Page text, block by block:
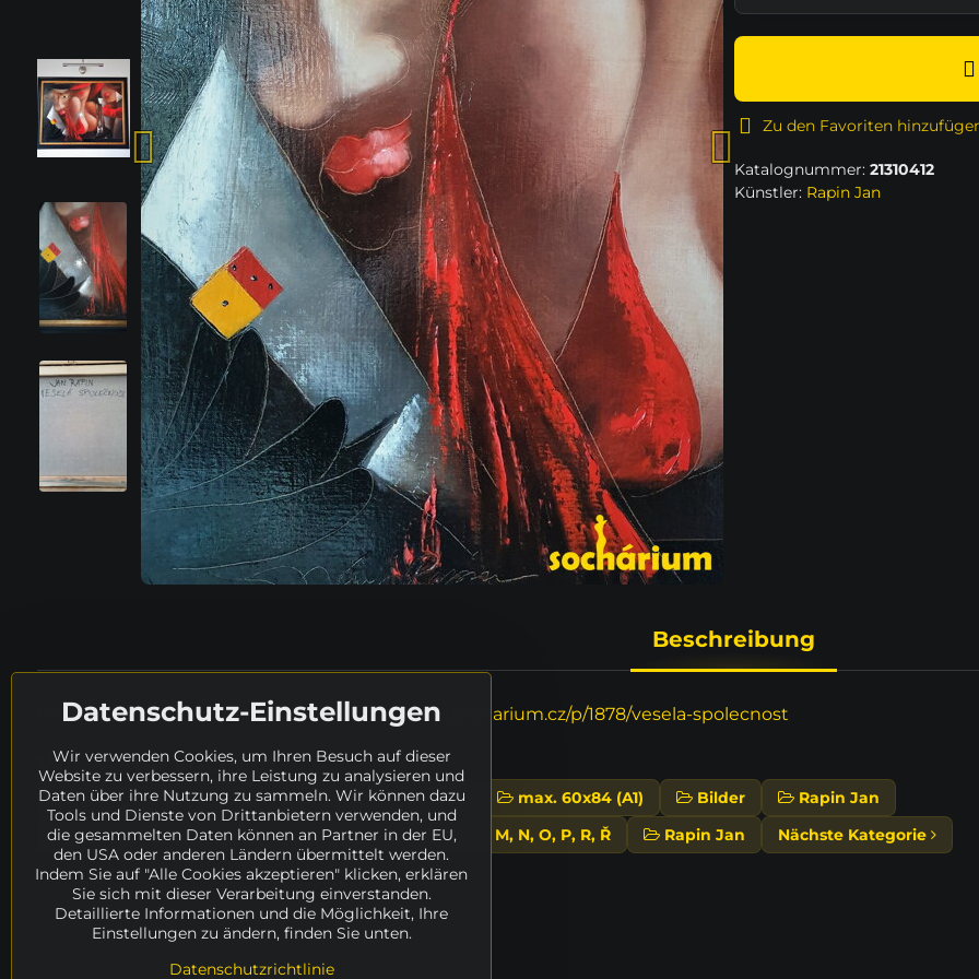
Zu den Favoriten
Katalognummer: 21310412
Künstler: Rapin Jan
Beschreibung
Weitere Details in tschechischer Sprache:www.socharium.cz/p/1878/vesela-spolecnost
Wo weiter suchen?
Suche Katalog Technik Grösse max. 60x84 (A1) Bilder
Rapin Jan
Verfügbarkeit
ANGEBOT Künstler M, N, O, P, R, Ř Rapin Jan Nächste Kategorie
Datenschutz-Einstellungen
Wir verwenden Cookies, um Ihren Besuch auf dieser
Website zu verbessern, ihre Leistung zu analysieren und
Daten über ihre Nutzung zu sammeln. Wir können dazu
Tools und Dienste von Drittanbietern verwenden, und
die gesammelten Daten können an Partner in der EU,
den USA oder anderen Ländern übermittelt werden.
Indem Sie auf "Alle Cookies akzeptieren" klicken, erklären
Sie sich mit dieser Verarbeitung einverstanden.
Detaillierte Informationen und die Möglichkeit, Ihre
Einstellungen zu ändern, finden Sie unten.
Datenschutzrichtlinie